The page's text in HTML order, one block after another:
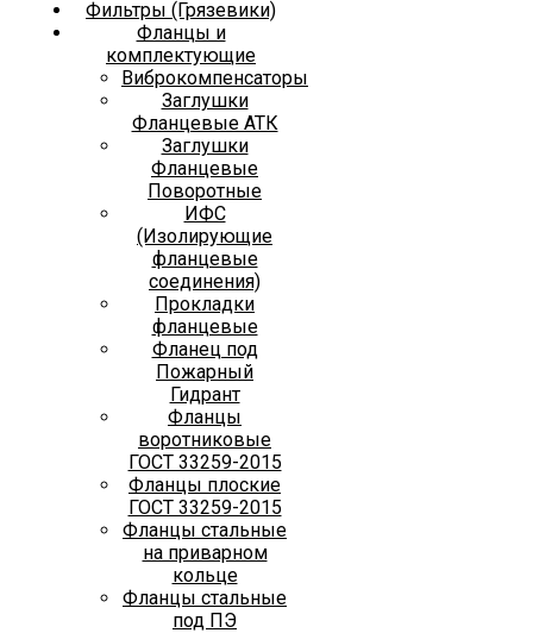
Фильтры (Грязевики)
Фланцы и
комплектующие
Виброкомпенсаторы
Заглушки
Фланцевые АТК
Заглушки
Фланцевые
Поворотные
ИФС
(Изолирующие
фланцевые
соединения)
Прокладки
фланцевые
Фланец под
Пожарный
Гидрант
Фланцы
воротниковые
ГОСТ 33259-2015
Фланцы плоские
ГОСТ 33259-2015
Фланцы стальные
на приварном
кольце
Фланцы стальные
под ПЭ